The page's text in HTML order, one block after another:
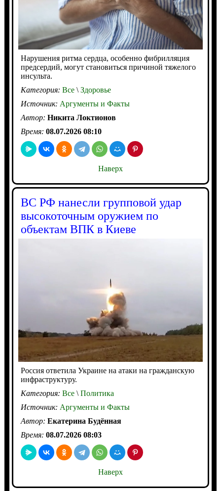
Нарушения ритма сердца, особенно фибрилляция
предсердий, могут становиться причиной тяжелого
инсульта.
Категория: Все\Здоровье
Источник: Аргументы и Факты
Автор: Никита Локтионов
Время: 08.07.2026 08:10
Наверх
ВС РФ нанесли групповой удар
высокоточным оружием по
объектам ВПК в Киеве
Россия ответила Украине на атаки на гражданскую
инфраструктуру.
Категория: Все\Политика
Источник: Аргументы и Факты
Автор: Екатерина Будённая
Время: 08.07.2026 08:03
Наверх